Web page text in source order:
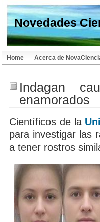
Novedades
Home Acerca de
Indagan
enamorados
Científicos de la
para investigar las
a tener rostros